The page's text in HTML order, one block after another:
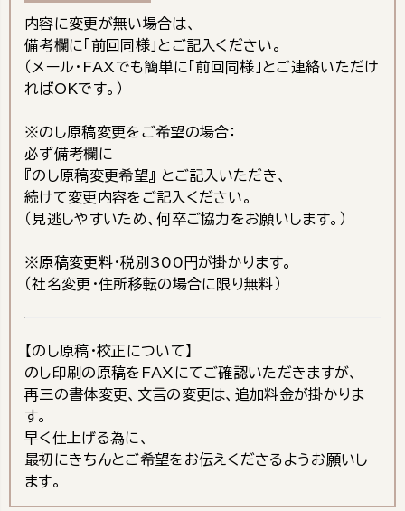
内容に変更が無い場合は、
備考欄に「前回同様」とご記入ください。
（メール・FAXでも簡単に「前回同様」とご連絡いただけ
ればOKです。）
※のし原稿変更をご希望の場合：
必ず備考欄に
『のし原稿変更希望』 とご記入いただき、
続けて変更内容をご記入ください。
（見逃しやすいため、何卒ご協力をお願いします。）
※原稿変更料・税別300円が掛かります。
（社名変更・住所移転の場合に限り無料）
【のし原稿・校正について】
のし印刷の原稿をFAXにてご確認いただきますが、
再三の書体変更、文言の変更は、追加料金が掛かりま
す。
早く仕上げる為に、
最初にきちんとご希望をお伝えくださるようお願いし
ます。